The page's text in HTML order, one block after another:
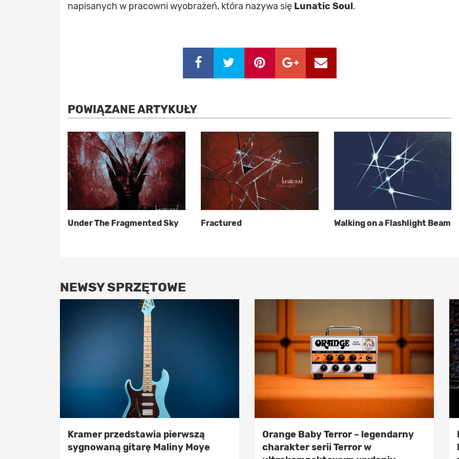
napisanych w pracowni wyobrażeń, która nazywa się Lunatic Soul.
POWIĄZANE ARTYKUŁY
Under The Fragmented Sky Fractured Walking on a Flashlight Beam
NEWSY SPRZĘTOWE
Kramer przedstawia pierwszą
sygnowaną gitarę Maliny Moye
Orange Baby Terror – legendarny
charakter serii Terror w